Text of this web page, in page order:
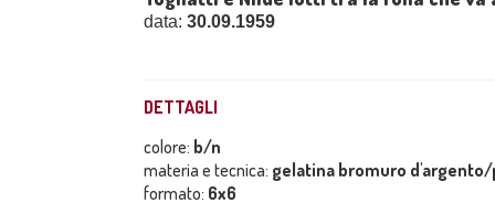
data: 30.09.1959
DETTAGLI
colore: b/n
materia e tecnica: gelatina bromuro
formato: 6x6